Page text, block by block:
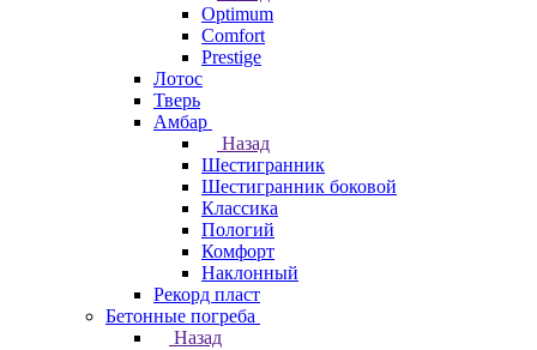
Optimum
Comfort
Prestige
Лотос
Тверь
Амбар
Назад
Шестигранник
Шестигранник боковой
Классика
Пологий
Комфорт
Наклонный
Рекорд пласт
Бетонные погреба
Назад